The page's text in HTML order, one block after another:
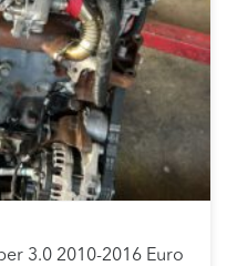
3.0 2010-2016 Euro